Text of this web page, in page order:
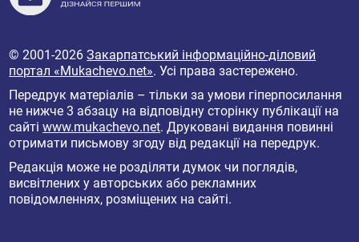
© 2001-2026Закарпатський інформаційно-діловий
портал «Mukachevo.net». Усі права застережено.
Передрук матеріалів – тільки за умови гіперпосилання
не нижче 3 абзацу на відповідну сторінку публікації на
сайтіwww.mukachevo.net. Друковані видання повинні
отримати письмову згоду від редакції на передрук.
Редакція може не розділяти думок чи поглядів,
висвітлених у авторських або рекламних
повідомленнях, розміщених на сайті.